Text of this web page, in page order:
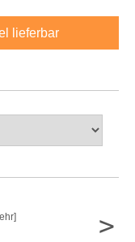
lieferbar
>